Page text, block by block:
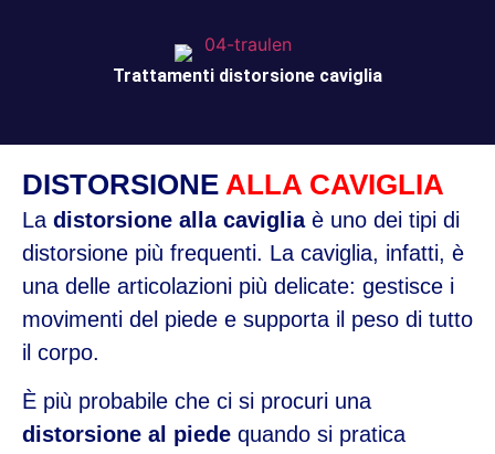
Trattamenti distorsione caviglia
DISTORSIONE ALLA CAVIGLIA
La distorsione alla cavigliaè uno dei tipi di
distorsione più frequenti. La caviglia, infatti, è
una delle articolazioni più delicate: gestisce i
movimenti del piede e supporta il peso di tutto
il corpo.
È più probabile che ci si procuri una
distorsione al piede quando si pratica